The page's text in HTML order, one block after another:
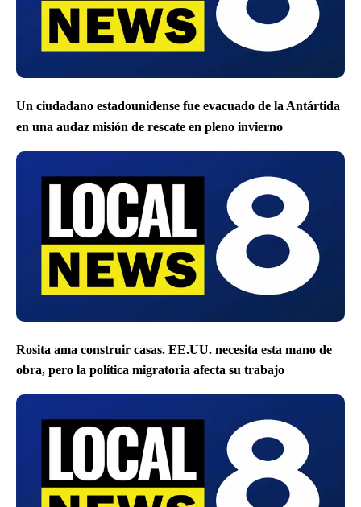
Un ciudadano estadounidense fue evacuado de la Antártida
en una audaz misión de rescate en pleno invierno
Rosita ama construir casas. EE.UU. necesita esta mano de
obra, pero la política migratoria afecta su trabajo